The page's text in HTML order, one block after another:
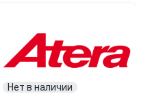
Нет в наличии